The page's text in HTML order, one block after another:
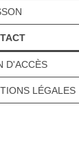
D'ACCÈS
LÉGALES